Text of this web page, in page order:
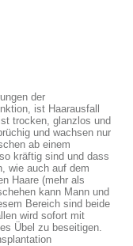
der
ist Haarausfall
trocken, glanzlos und
und wachsen nur
ab einem
kräftig sind und dass
wie auch auf dem
Haare (mehr als
kann Mann und
Bereich sind beide
wird sofort mit
Übel zu beseitigen.